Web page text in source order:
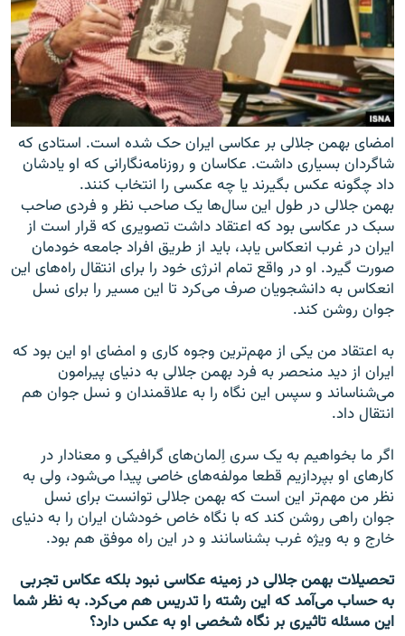
امضای بهمن جلالی بر عکاسی ایران حک شده است. استادی که
شاگردان بسیاری داشت. عکاسان و روزنامه‌نگارانی که او یادشان
داد چگونه عکس بگیرند یا چه عکسی را انتخاب کنند.
بهمن جلالی در طول اين سال‌ها يک صاحب نظر و فردی صاحب
سبک در عکاسی بود که اعتقاد داشت تصویری که قرار است از
ایران در غرب انعکاس یابد، بايد از طريق افراد جامعه خودمان
صورت گيرد. او در واقع تمام انرژی خود را برای انتقال راه‌های اين
انعکاس به دانشجويان صرف می‌کرد تا اين مسير را برای نسل
جوان روشن کند.
به اعتقاد من یکی از مهم‌ترین وجوه کاری و امضای او اين بود که
ايران از ديد منحصر به فرد بهمن جلالی به دنيای پيرامون
می‌شناساند و سپس اين نگاه را به علاقمندان و نسل جوان هم
انتقال داد.
اگر ما بخواهيم به يک سری اِلمان‌های گرافيکی و معنادار در
کارهای او بپردازيم قطعا مولفه‌های خاصی پيدا می‌شود، ولی به
نظر من مهم‌تر اين است که بهمن جلالی توانست برای نسل
جوان راهی روشن کند که با نگاه خاص خودشان ايران را به دنيای
خارج و به ويژه غرب بشناسانند و در اين راه موفق هم بود.
تحصيلات بهمن جلالی در زمينه عکاسی نبود بلکه عکاس تجربی
به حساب می‌آمد که اين رشته را تدريس هم می‌کرد. به نظر شما
اين مسئله تاثیری بر نگاه شخصی او به عکس دارد؟